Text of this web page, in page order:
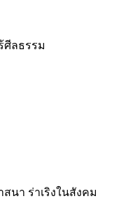
ศีลธรรม
นา ร่าเริงในสังคม